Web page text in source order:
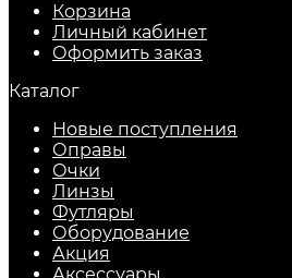
Корзина
Личный кабинет
Оформить заказ
Каталог
Новые поступления
Оправы
Очки
Линзы
Футляры
Оборудование
Акция